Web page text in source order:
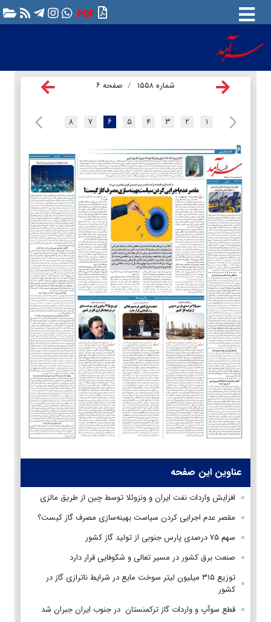
PDF
شماره ۱۵۵۸ صفحه ۶
۱ ۲ ۳ ۴ ۵ ۶ ۷ ۸
عناوین این صفحه
افزایش واردات نفت ایران و ونزوئلا توسط چین از طریق مالزی
مقصر عدم اجرایی کردن سیاست بهینه‌سازی مصرف گاز کیست؟
سهم ۷۵ درصدی پارس جنوبی از تولید گاز کشور
صنعت برق کشور در مسیر تعالی و شکوفایی قرار دارد
توزیع ۳۱۵ میلیون لیتر سوخت مایع در شرایط ناترازی گاز در
کشور
قطع سوآپ و واردات گاز ترکمنستان در جنوب ایران جبران شد